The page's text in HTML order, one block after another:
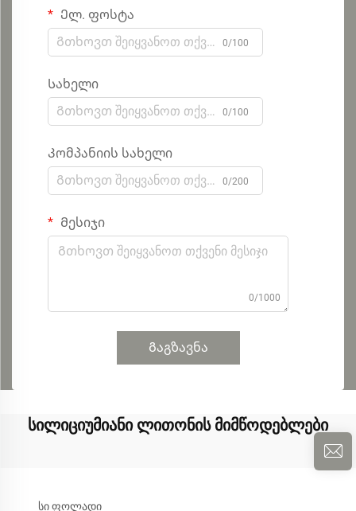
Ელ. ფოსტა
0/100
Სახელი
0/100
Კომპანიის სახელი
0/200
Მესიჯი
0/1000
Გაგზავნა
სილიციუმიანი ლითონის მიმწოდებლები
სი ფოლადი